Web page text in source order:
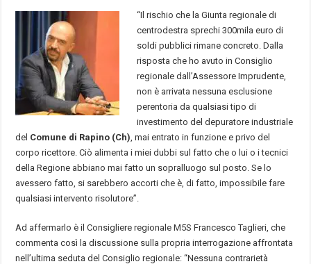
“Il rischio che la Giunta regionale di
centrodestra sprechi 300mila euro di
soldi pubblici rimane concreto. Dalla
risposta che ho avuto in Consiglio
regionale dall’Assessore Imprudente,
non è arrivata nessuna esclusione
perentoria da qualsiasi tipo di
investimento del depuratore industriale
del Comune di Rapino (Ch) , mai entrato in funzione e privo del
corpo ricettore. Ciò alimenta i miei dubbi sul fatto che o lui o i tecnici
della Regione abbiano mai fatto un sopralluogo sul posto. Se lo
avessero fatto, si sarebbero accorti che è, di fatto, impossibile fare
qualsiasi intervento risolutore”.
Ad affermarlo è il Consigliere regionale M5S Francesco Taglieri, che
commenta così la discussione sulla propria interrogazione affrontata
nell’ultima seduta del Consiglio regionale: “Nessuna contrarietà